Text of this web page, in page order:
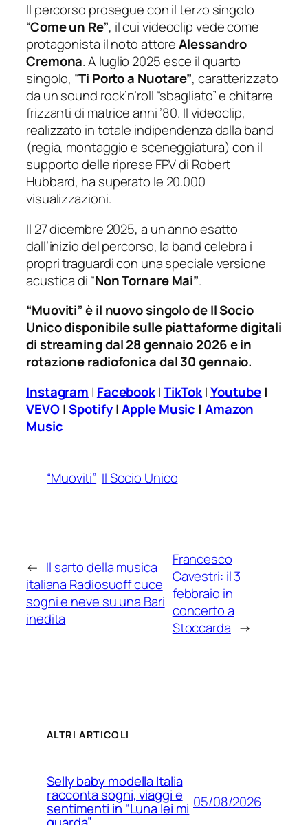
Il percorso prosegue con il terzo singolo
“Come un Re”, il cui videoclip vede come
protagonista il noto attoreAlessandro
Cremona. A luglio 2025 esce il quarto
singolo, “Ti Porto a Nuotare”, caratterizzato
da un sound rock’n’roll “sbagliato” e chitarre
frizzanti di matrice anni ’80. Il videoclip,
realizzato in totale indipendenza dalla band
(regia, montaggio e sceneggiatura) con il
supporto delle riprese FPV di Robert
Hubbard, ha superato le 20.000
visualizzazioni.
Il 27 dicembre 2025, a un anno esatto
dall’inizio del percorso, la band celebra i
propri traguardi con una speciale versione
acustica di “Non Tornare Mai”.
“Muoviti” è il nuovo singolo de Il Socio
Unico disponibile sulle piattaforme digitali
di streaming dal 28 gennaio 2026 e in
rotazione radiofonica dal 30 gennaio.
Instagram | Facebook|TikTok|Youtube|
VEVO|Spotify|Apple Music | Amazon
Music
“Muoviti” Il Socio Unico
← Il sarto della musica
italiana Radiosuoff cuce
sogni e neve su una Bari
inedita
Francesco
Cavestri: il 3
febbraio in
concerto a
Stoccarda →
ALTRI ARTICOLI
Selly baby modella Italia
racconta sogni, viaggi e
sentimenti in “Luna lei mi 05/08/2026